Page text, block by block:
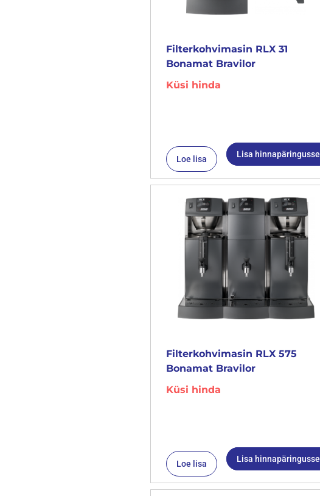
Filterkohvimasin RLX 31
Bonamat Bravilor
Küsi hinda
Loe lisa Lisa hinnapäringusse
Filterkohvimasin RLX 575
Bonamat Bravilor
Küsi hinda
Loe lisa Lisa hinnapäringusse